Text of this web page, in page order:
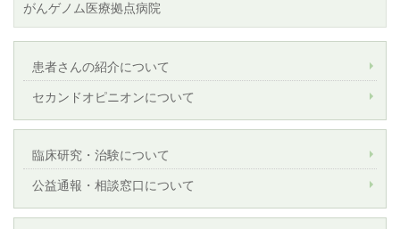
がんゲノム医療拠点病院
患者さんの紹介について
セカンドオピニオンについて
臨床研究・治験について
公益通報・相談窓口について